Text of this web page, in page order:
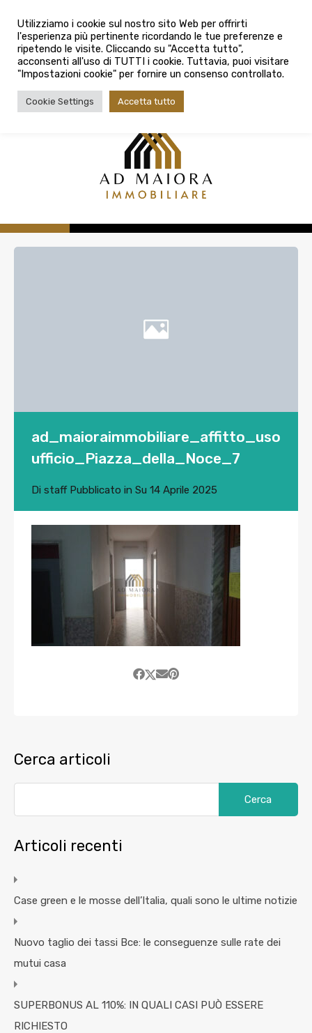
080 3759025
Città
Tipologia contratto
Tipologia contratto
ad_maioraimmobiliare_affitto_uso
ufficio_Piazza_della_Noce_7
Di staffPubblicato in Su 14 Aprile 2025
Cerca articoli
Articoli recenti
Case green e le mosse dell’Italia, quali sono le ultime notizie
Nuovo taglio dei tassi Bce: le conseguenze sulle rate dei
mutui casa
SUPERBONUS AL 110%: IN QUALI CASI PUÒ ESSERE
RICHIESTO
Utilizziamo i cookie sul nostro sito Web per offrirti
l'esperienza più pertinente ricordando le tue preferenze e
ripetendo le visite. Cliccando su "Accetta tutto",
acconsenti all'uso di TUTTI i cookie. Tuttavia, puoi visitare
"Impostazioni cookie" per fornire un consenso controllato.
Cookie Settings Accetta tutto